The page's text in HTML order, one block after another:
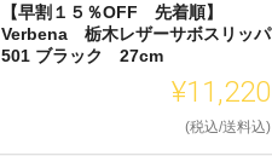
【早割１５％OFF 先着順】
Verbena 栃木レザーサボスリッパ
501 ブラック 27cm
¥11,220
(税込/送料込)